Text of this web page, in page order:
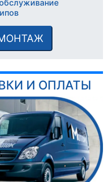
И ОПЛАТЫ